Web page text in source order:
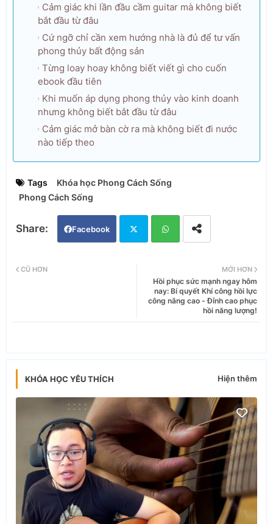
Cảm giác khi lần đầu cầm guitar mà không biết
bắt đầu từ đâu
Cứ ngỡ chỉ cần xem hướng nhà là đủ để tư vấn
phong thủy bất động sản
Từng loay hoay không biết viết gì cho cuốn
ebook đầu tiên
Khi muốn áp dụng phong thủy vào kinh doanh
nhưng không biết bắt đầu từ đâu
Cảm giác mở bàn cờ ra mà không biết đi nước
nào tiếp theo
Tags
Khóa học Phong Cách Sống
Phong Cách Sống
Facebook
ats
MỚI HƠN
Hồi phục sức mạnh ngay hôm
nay: Bí quyết Khí công hồi lực
công nâng cao - Đỉnh cao phục
hồi năng lượng!
CŨ HƠN
KHÓA HỌC YÊU THÍCH Hiện thêm